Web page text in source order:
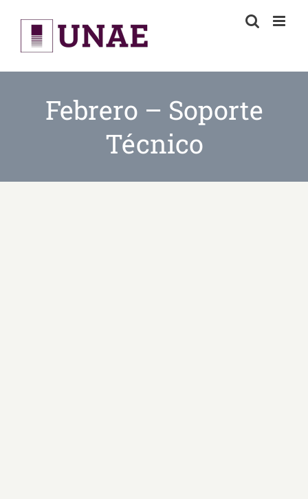
content
Febrero – Soporte
Técnico